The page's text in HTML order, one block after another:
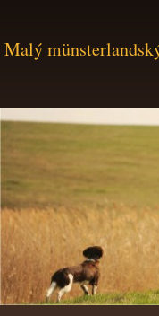
Malý